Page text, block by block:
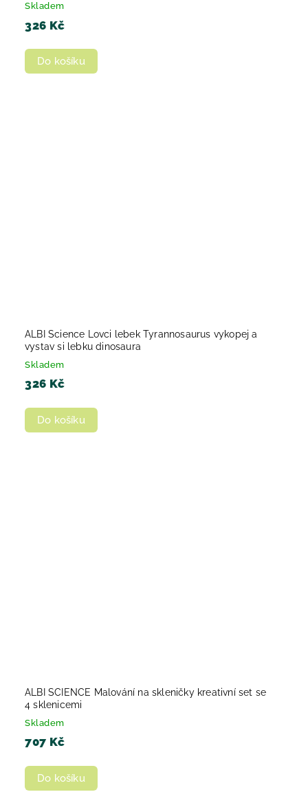
Skladem
326 Kč
Do košíku
ALBI Science Lovci lebek Tyrannosaurus vykopej a
vystav si lebku dinosaura
Skladem
326 Kč
Do košíku
ALBI SCIENCE Malování na skleničky kreativní set se
4 sklenicemi
Skladem
707 Kč
Do košíku